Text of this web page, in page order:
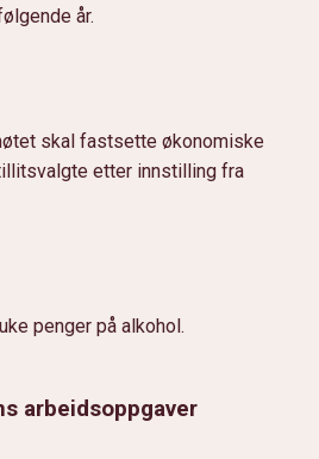
år.
skal fastsette økonomiske
etter innstilling fra
penger på alkohol.
arbeidsoppgaver